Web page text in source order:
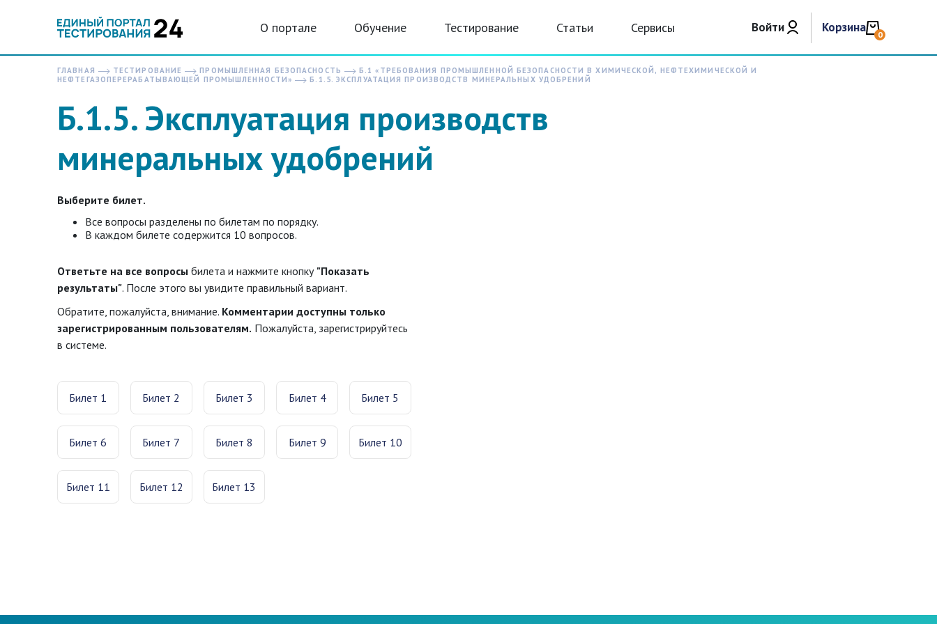
О портале Обучение Тестирование Статьи Сервисы Войти Корзина 0
ГЛАВНАЯ ТЕСТИРОВАНИЕ ПРОМЫШЛЕННАЯ БЕЗОПАСНОСТЬ
Б.1 «ТРЕБОВАНИЯ ПРОМЫШЛЕННОЙ БЕЗОПАСНОСТИ В ХИМИЧЕСКОЙ, НЕФТЕХИМИЧЕСКОЙ И
НЕФТЕГАЗОПЕРЕРАБАТЫВАЮЩЕЙ ПРОМЫШЛЕННОСТИ»
Б.1.5. ЭКСПЛУАТАЦИЯ ПРОИЗВОДСТВ МИНЕРАЛЬНЫХ УДОБРЕНИЙ
Б.1.5. Эксплуатация производств
минеральных удобрений
Выберите билет.
Все вопросы разделены по билетам по порядку.
В каждом билете содержится 10 вопросов.
Ответьте на все вопросы билета и нажмите кнопку "Показать
результаты". После этого вы увидите правильный вариант.
Обратите, пожалуйста, внимание. Комментарии доступны только
зарегистрированным пользователям. Пожалуйста, зарегистрируйтесь
в системе.
Билет 1 Билет 2 Билет 3 Билет 4 Билет 5
Билет 6 Билет 7 Билет 8 Билет 9 Билет 10
Билет 11 Билет 12 Билет 13